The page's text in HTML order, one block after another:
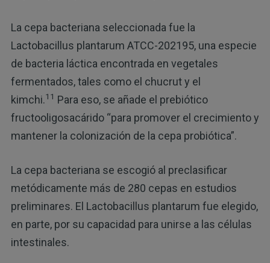
La cepa bacteriana seleccionada fue la
Lactobacillus plantarum ATCC-202195, una especie
de bacteria láctica encontrada en vegetales
fermentados, tales como el chucrut y el
kimchi.11 Para eso, se añade el prebiótico
fructooligosacárido “para promover el crecimiento y
mantener la colonización de la cepa probiótica”.
La cepa bacteriana se escogió al preclasificar
metódicamente más de 280 cepas en estudios
preliminares. El Lactobacillus plantarum fue elegido,
en parte, por su capacidad para unirse a las células
intestinales.